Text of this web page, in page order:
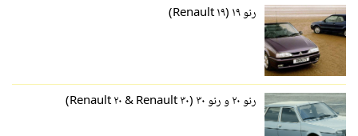
رنو ۱۹ (Renault ۱۹)
رنو ۲۰ و رنو ۳۰ (Renault ۲۰ & Renault ۳۰)